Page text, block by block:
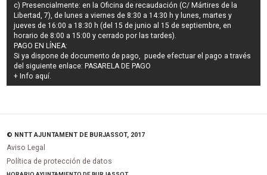
c) Presencialmente: en la Oficina de recaudación (C/ Mártires de la
Libertad, 7), de lunes a viernes de 8:30 a 14:30 h y lunes, martes y
jueves de 16:00 a 18:30 h (del 15 de junio al 15 de septiembre, en
horario de 8:00 a 15:00 y cerrado por las tardes).
PAGO EN LÍNEA:
Si ya dispone de documento de pago, puede efectuar el pago a través
del siguiente enlace:PASARELA DE PAGO
+ Info aquí
© NNTT AJUNTAMENT DE BURJASSOT, 2017
Aviso Legal
Política de protección de datos